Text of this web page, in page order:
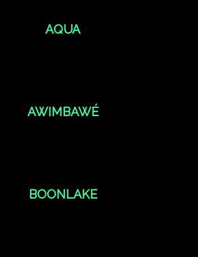
AQUA
AWIMBAWÉ
BOONLAKE